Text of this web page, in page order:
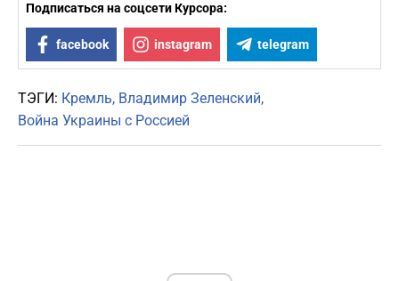
Подписаться на соцсети Курсора:
facebook instagram telegram
ТЭГИ: Кремль Владимир Зеленский
Война Украины с Россией